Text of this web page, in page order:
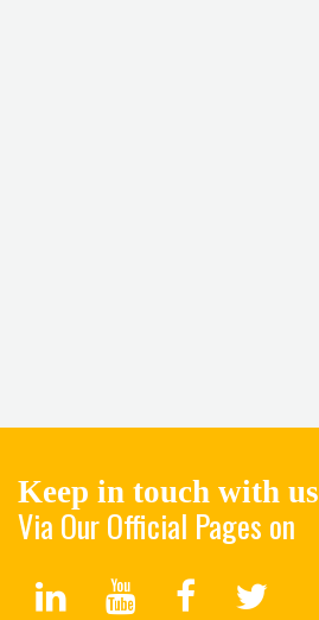
Keep in touch with us
Via Our Official Pages on